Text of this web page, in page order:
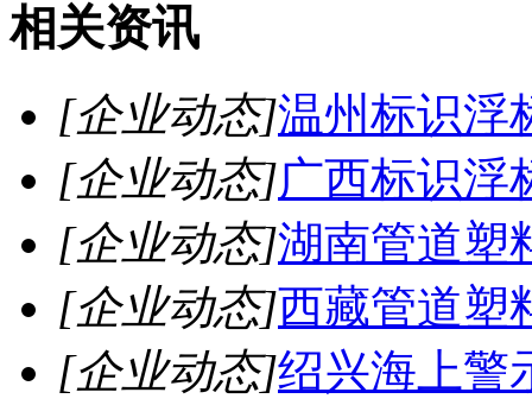
相关资讯
[企业动态]温州标识浮
[企业动态]广西标识浮
[企业动态]湖南管道塑
[企业动态]西藏管道塑
[企业动态]绍兴海上警